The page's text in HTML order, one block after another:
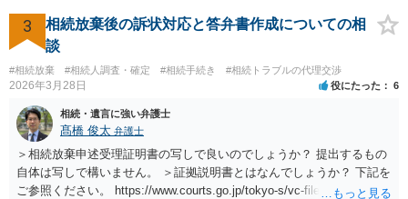
3
相続放棄後の訴状対応と答弁書作成についての相
談
#相続放棄 #相続人調査・確定 #相続手続き #相続トラブルの代理交渉
2026年3月28日 役にたった 6
相続・遺言に強い弁護士
髙橋 俊太 弁護士
＞相続放棄申述受理証明書の写しで良いのでしょうか？ 提出するもの
自体は写しで構いません。 ＞証拠説明書とはなんでしょうか？ 下記を
ご参照ください。 https://www.courts.go.jp/tokyo-s/vc-files/tokyo-s/file/